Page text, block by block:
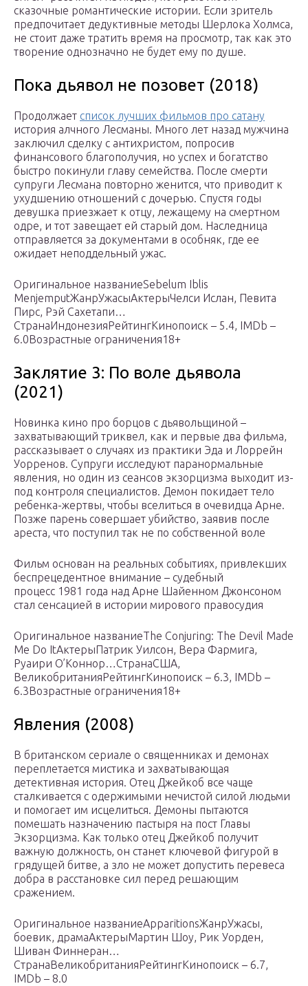
сказочные романтические истории. Если зритель
предпочитает дедуктивные методы Шерлока Холмса,
не стоит даже тратить время на просмотр, так как это
творение однозначно не будет ему по душе.
Пока дьявол не позовет (2018)
Продолжает список лучших фильмов про сатану
история алчного Лесманы. Много лет назад мужчина
заключил сделку с антихристом, попросив
финансового благополучия, но успех и богатство
быстро покинули главу семейства. После смерти
супруги Лесмана повторно женится, что приводит к
ухудшению отношений с дочерью. Спустя годы
девушка приезжает к отцу, лежащему на смертном
одре, и тот завещает ей старый дом. Наследница
отправляется за документами в особняк, где ее
ожидает неподдельный ужас.
Оригинальное названиеSebelum Iblis
MenjemputЖанрУжасыАктерыЧелси Ислан, Певита
Пирс, Рэй Сахетапи…
СтранаИндонезияРейтингКинопоиск – 5.4, IMDb –
6.0Возрастные ограничения18+
Заклятие 3: По воле дьявола
(2021)
Новинка кино про борцов с дьявольщиной –
захватывающий триквел, как и первые два фильма,
рассказывает о случаях из практики Эда и Лоррейн
Уорренов. Супруги исследуют паранормальные
явления, но один из сеансов экзорцизма выходит из-
под контроля специалистов. Демон покидает тело
ребенка-жертвы, чтобы вселиться в очевидца Арне.
Позже парень совершает убийство, заявив после
ареста, что поступил так не по собственной воле
Фильм основан на реальных событиях, привлекших
беспрецедентное внимание – судебный
процесс 1981 года над Арне Шайенном Джонсоном
стал сенсацией в истории мирового правосудия
Оригинальное названиеThe Conjuring: The Devil Made
Me Do ItАктерыПатрик Уилсон, Вера Фармига,
Руаири О’Коннор…СтранаСША,
ВеликобританияРейтингКинопоиск – 6.3, IMDb –
6.3Возрастные ограничения18+
Явления (2008)
В британском сериале о священниках и демонах
переплетается мистика и захватывающая
детективная история. Отец Джейкоб все чаще
сталкивается с одержимыми нечистой силой людьми
и помогает им исцелиться. Демоны пытаются
помешать назначению пастыря на пост Главы
Экзорцизма. Как только отец Джейкоб получит
важную должность, он станет ключевой фигурой в
грядущей битве, а зло не может допустить перевеса
добра в расстановке сил перед решающим
сражением.
Оригинальное названиеApparitionsЖанрУжасы,
боевик, драмаАктерыМартин Шоу, Рик Уорден,
Шиван Финнеран…
СтранаВеликобританияРейтингКинопоиск – 6.7,
IMDb – 8.0